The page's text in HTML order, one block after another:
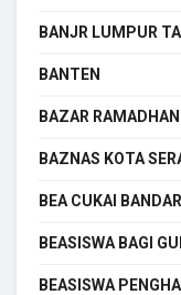
BANJR LUMPUR
BANTEN
BAZAR RAMADHAN
BAZNAS KOTA
BEA CUKAI
BEASISWA BAGI
BEASISWA